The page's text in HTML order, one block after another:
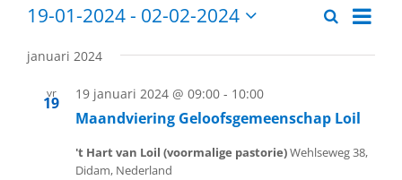
Zoeken
navigatie
Zoeken
Lijst
19-01-2024 - 02-02-2024
een
januari 2024
vr
19 19 januari 2024 @ 09:00 - 10:00
Maandviering Geloofsgemeenschap Loil
't Hart van Loil (voormalige pastorie)Wehlseweg 38,
Didam, Nederland